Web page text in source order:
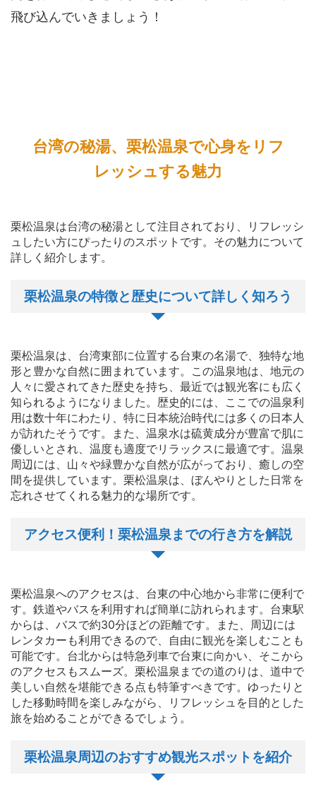
飛び込んでいきましょう！
台湾の秘湯、栗松温泉で心身をリフ
レッシュする魅力
栗松温泉は台湾の秘湯として注目されており、リフレッシ
ュしたい方にぴったりのスポットです。その魅力について
詳しく紹介します。
栗松温泉の特徴と歴史について詳しく知ろう
栗松温泉は、台湾東部に位置する台東の名湯で、独特な地
形と豊かな自然に囲まれています。この温泉地は、地元の
人々に愛されてきた歴史を持ち、最近では観光客にも広く
知られるようになりました。歴史的には、ここでの温泉利
用は数十年にわたり、特に日本統治時代には多くの日本人
が訪れたそうです。また、温泉水は硫黄成分が豊富で肌に
優しいとされ、温度も適度でリラックスに最適です。温泉
周辺には、山々や緑豊かな自然が広がっており、癒しの空
間を提供しています。栗松温泉は、ぼんやりとした日常を
忘れさせてくれる魅力的な場所です。
アクセス便利！栗松温泉までの行き方を解説
栗松温泉へのアクセスは、台東の中心地から非常に便利で
す。鉄道やバスを利用すれば簡単に訪れられます。台東駅
からは、バスで約30分ほどの距離です。また、周辺には
レンタカーも利用できるので、自由に観光を楽しむことも
可能です。台北からは特急列車で台東に向かい、そこから
のアクセスもスムーズ。栗松温泉までの道のりは、道中で
美しい自然を堪能できる点も特筆すべきです。ゆったりと
した移動時間を楽しみながら、リフレッシュを目的とした
旅を始めることができるでしょう。
栗松温泉周辺のおすすめ観光スポットを紹介